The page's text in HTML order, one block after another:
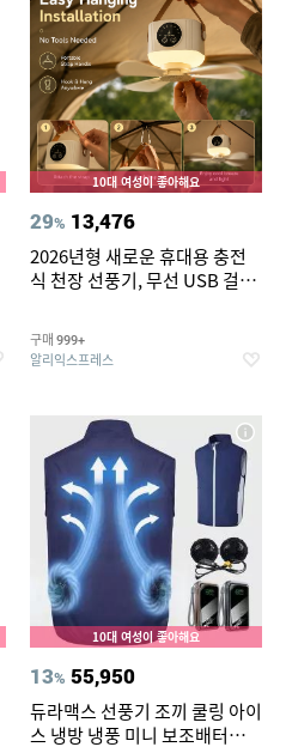
10대 여성이 좋아해요
29% 13,476
2026년형 새로운 휴대용 충전
식 천장 선풍기, 무선 USB 걸이
외 캠핑용)
구매 999+
알리익스프레스
10대 여성이 좋아해요
13% 55,950
듀라맥스 선풍기 조끼 쿨링 아이
스 냉방 냉풍 미니 보조배터리